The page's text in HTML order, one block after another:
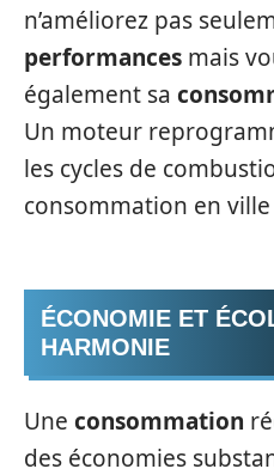
n’améliorez pas
performances mais
également sa
Un moteur
les cycles de
consommation en
ÉCONOMIE ET
HARMONIE
Une consommation
des économies